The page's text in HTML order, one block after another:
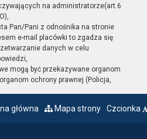
na administratorze(art.6
Pan/Pani z odnośnika na stronie
e-mail placówki to zgadza się
danych w celu
mogą być przekazywane organom
ochrony prawnej (Policja,
główna Mapa strony Czcionka